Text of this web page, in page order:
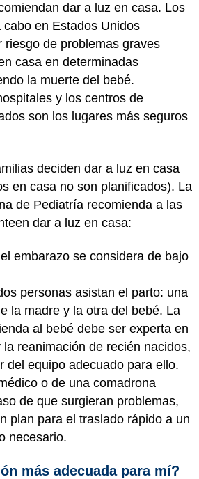
dar a luz en casa. Los
en Estados Unidos
riesgo de problemas graves
casa en determinadas
la muerte del bebé.
y los centros de
son los lugares más seguros
deciden dar a luz en casa
en casa no son planificados). La
de Pediatría recomienda a las
dar a luz en casa:
embarazo se considera de bajo
personas asistan el parto: una
la madre y la otra del bebé. La
al bebé debe ser experta en
reanimación de recién nacidos,
del equipo adecuado para ello.
o de una comadrona
de que surgieran problemas,
plan para el traslado rápido a un
necesario.
más adecuada para mí?